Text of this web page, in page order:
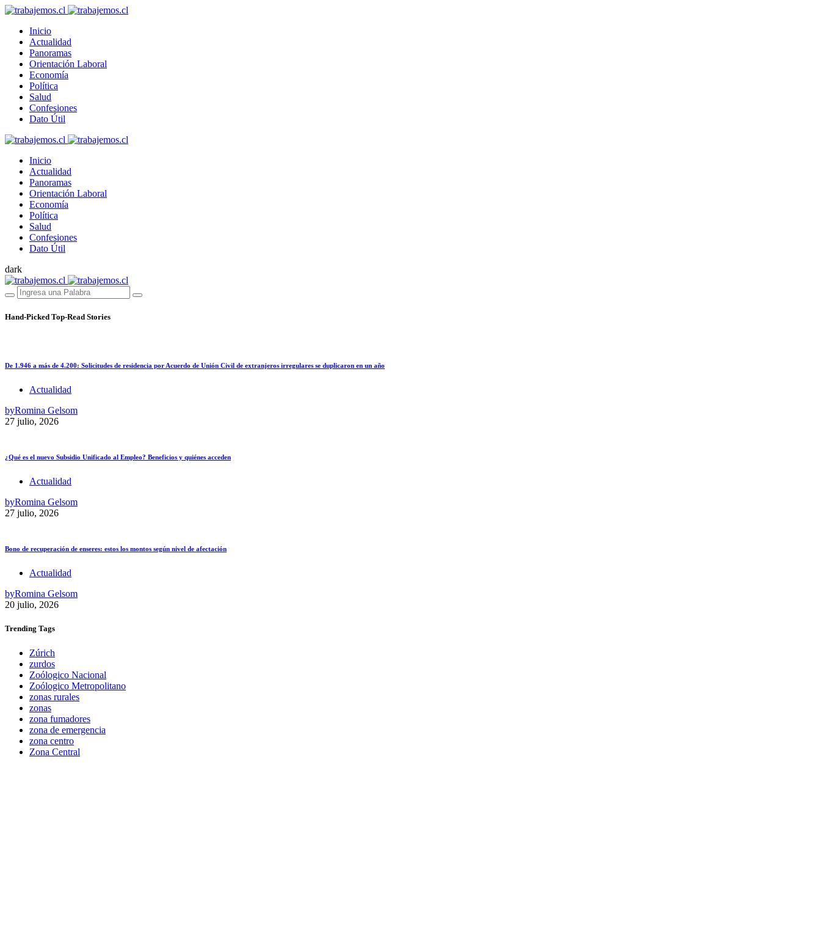
Inicio
Actualidad
Panoramas
Orientación Laboral
Economía
Política
Salud
Confesiones
Dato Útil
Inicio
Actualidad
Panoramas
Orientación Laboral
Economía
Política
Salud
Confesiones
Dato Útil
dark
Hand-Picked Top-Read Stories
De 1.946 a más de 4.200: Solicitudes de residencia por Acuerdo de Unión Civil de extranjeros irregulares se duplicaron en un año
Actualidad
byRomina Gelsom
27 julio, 2026
¿Qué es el nuevo Subsidio Unificado al Empleo? Beneficios y quiénes acceden
Actualidad
byRomina Gelsom
27 julio, 2026
Bono de recuperación de enseres: estos los montos según nivel de afectación
Actualidad
byRomina Gelsom
20 julio, 2026
Trending Tags
Zúrich
zurdos
Zoólogico Nacional
Zoólogico Metropolitano
zonas rurales
zonas
zona fumadores
zona de emergencia
zona centro
Zona Central